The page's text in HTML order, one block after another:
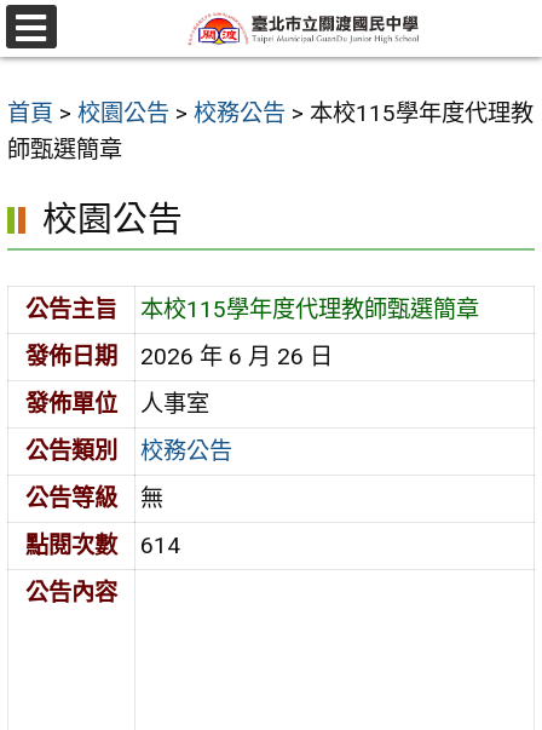
跳
至
要
內
區
選
單
首頁 > 校園公告 > 校務公告 > 本校115學年度代理教
師甄選簡章
校園公告
公告主旨
本校115學年度代理教師甄選簡章
發佈日期
2026 年 6 月 26 日
發佈單位
人事室
公告類別
校務公告
公告等級
無
點閱次數
614
公告內容